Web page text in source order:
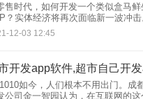
售时代，如何开发一个类似盒马
实体经济将再次面临新一波冲击。 马云称
零售，拿出“盒马鲜生”的产品，同
腾讯近也入驻了永辉超市。在巨头
12-03 12:45
开发app软件,超市自己开
如今，人们根本不用出门。成
公司金一智园认为，在互联网的这